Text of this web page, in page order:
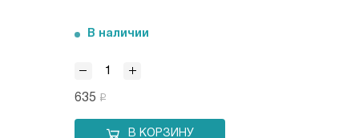
В наличии
635
В КОРЗИНУ